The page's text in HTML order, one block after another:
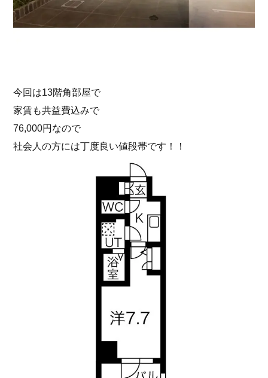
今回は13階角部屋で
家賃も共益費込みで
76,000円なので
社会人の方には丁度良い値段帯です！！